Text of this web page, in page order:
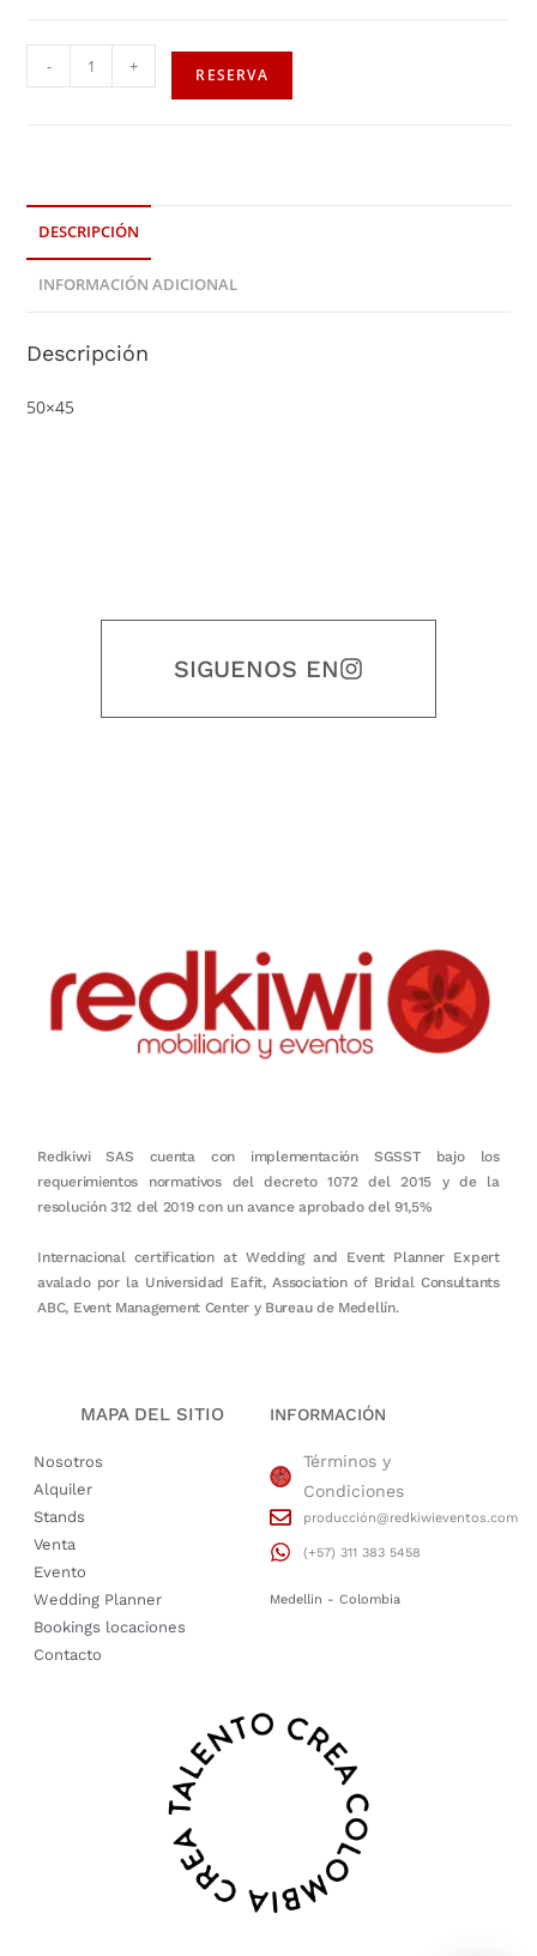
- + RESERVA
DESCRIPCIÓN
INFORMACIÓN ADICIONAL
Descripción
50×45
SIGUENOS EN
Redkiwi SAS cuenta con implementación SGSST bajo los
requerimientos normativos del decreto 1072 del 2015 y de la
resolución 312 del 2019 con un avance aprobado del 91,5%
Internacional certification at Wedding and Event Planner Expert
avalado por la Universidad Eafit, Association of Bridal Consultants
ABC, Event Management Center y Bureau de Medellín.
MAPA DEL SITIO
Nosotros
Alquiler
Stands
Venta
Evento
Wedding Planner
Bookings locaciones
Contacto
INFORMACIÓN
Términos y
Condiciones
producción@redkiwieventos.com
(+57) 311 383 5458
Medellin - Colombia